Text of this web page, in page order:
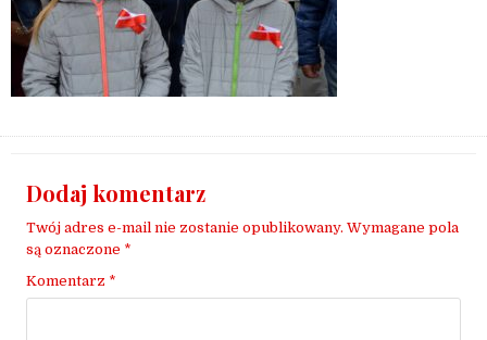
Dodaj komentarz
Twój adres e-mail nie zostanie opublikowany. Wymagane pola
są oznaczone *
Komentarz *